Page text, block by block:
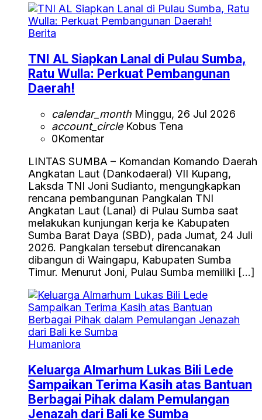
Berita
TNI AL Siapkan Lanal di Pulau Sumba,
Ratu Wulla: Perkuat Pembangunan
Daerah!
calendar_month Minggu, 26 Jul 2026
account_circleKobus Tena
0Komentar
LINTAS SUMBA – Komandan Komando Daerah
Angkatan Laut (Dankodaeral) VII Kupang,
Laksda TNI Joni Sudianto, mengungkapkan
rencana pembangunan Pangkalan TNI
Angkatan Laut (Lanal) di Pulau Sumba saat
melakukan kunjungan kerja ke Kabupaten
Sumba Barat Daya (SBD), pada Jumat, 24 Juli
2026. Pangkalan tersebut direncanakan
dibangun di Waingapu, Kabupaten Sumba
Timur. Menurut Joni, Pulau Sumba memiliki […]
Humaniora
Keluarga Almarhum Lukas Bili Lede
Sampaikan Terima Kasih atas Bantuan
Berbagai Pihak dalam Pemulangan
Jenazah dari Bali ke Sumba